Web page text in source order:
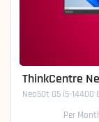
ThinkCentre
Neo50t G5 i5-14400
Per